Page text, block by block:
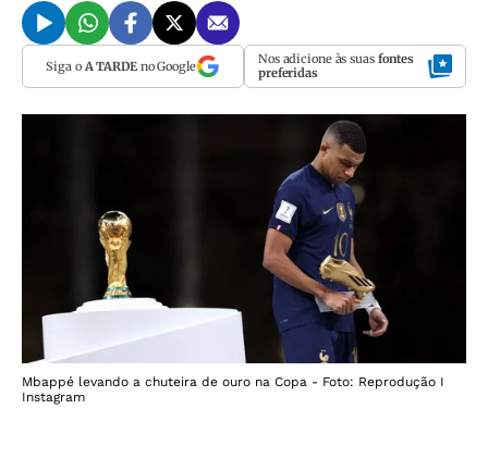
Siga o A TARDEno Google Nos adicione às suas fontes
preferidas
Mbappé levando a chuteira de ouro na Copa - Foto: Reprodução I
Instagram